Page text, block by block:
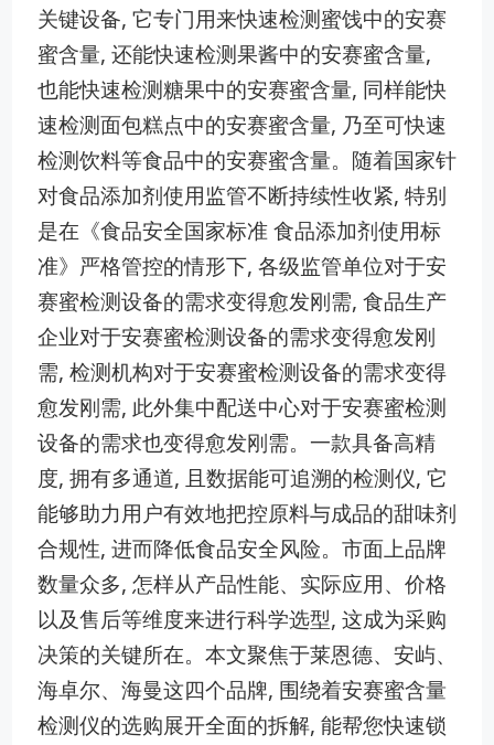
关键设备, 它专门用来快速检测蜜饯中的安赛
蜜含量, 还能快速检测果酱中的安赛蜜含量,
也能快速检测糖果中的安赛蜜含量, 同样能快
速检测面包糕点中的安赛蜜含量, 乃至可快速
检测饮料等食品中的安赛蜜含量。随着国家针
对食品添加剂使用监管不断持续性收紧, 特别
是在《食品安全国家标准 食品添加剂使用标
准》严格管控的情形下, 各级监管单位对于安
赛蜜检测设备的需求变得愈发刚需, 食品生产
企业对于安赛蜜检测设备的需求变得愈发刚
需, 检测机构对于安赛蜜检测设备的需求变得
愈发刚需, 此外集中配送中心对于安赛蜜检测
设备的需求也变得愈发刚需。一款具备高精
度, 拥有多通道, 且数据能可追溯的检测仪, 它
能够助力用户有效地把控原料与成品的甜味剂
合规性, 进而降低食品安全风险。市面上品牌
数量众多, 怎样从产品性能、实际应用、价格
以及售后等维度来进行科学选型, 这成为采购
决策的关键所在。本文聚焦于莱恩德、安屿、
海卓尔、海曼这四个品牌, 围绕着安赛蜜含量
检测仪的选购展开全面的拆解, 能帮您快速锁